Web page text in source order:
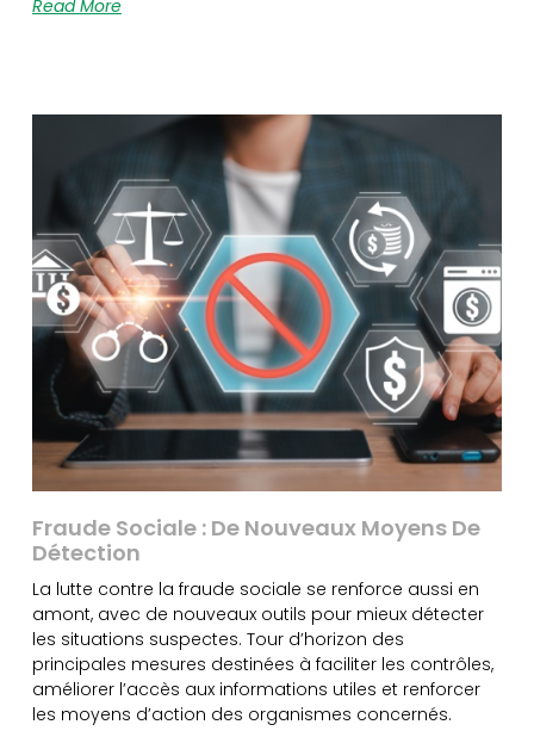
Read More
Fraude Sociale : De Nouveaux Moyens De
Détection
La lutte contre la fraude sociale se renforce aussi en
amont, avec de nouveaux outils pour mieux détecter
les situations suspectes. Tour d’horizon des
principales mesures destinées à faciliter les contrôles,
améliorer l’accès aux informations utiles et renforcer
les moyens d’action des organismes concernés.